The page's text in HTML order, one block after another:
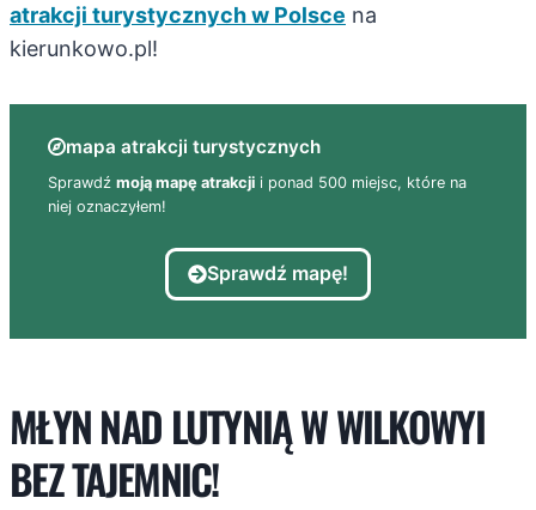
atrakcji turystycznych w Polsce na
kierunkowo.pl!
mapa atrakcji turystycznych
Sprawdź moją mapę atrakcji i ponad 500 miejsc, które na
niej oznaczyłem!
Sprawdź mapę!
MŁYN NAD LUTYNIĄ W WILKOWYI
BEZ TAJEMNIC!